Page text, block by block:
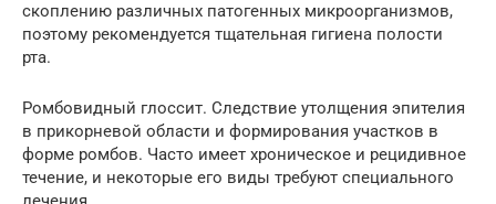
скоплению различных патогенных микроорганизмов,
поэтому рекомендуется тщательная гигиена полости
рта.
Ромбовидный глоссит. Следствие утолщения эпителия
в прикорневой области и формирования участков в
форме ромбов. Часто имеет хроническое и рецидивное
течение, и некоторые его виды требуют специального